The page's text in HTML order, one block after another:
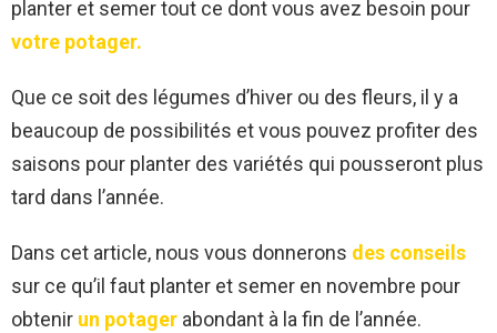
planter et semer tout ce dont vous avez besoin pour
votre potager.
Que ce soit des légumes d’hiver ou des fleurs, il y a
beaucoup de possibilités et vous pouvez profiter des
saisons pour planter des variétés qui pousseront plus
tard dans l’année.
Dans cet article, nous vous donnerons des conseils
sur ce qu’il faut planter et semer en novembre pour
obtenir un potager abondant à la fin de l’année.